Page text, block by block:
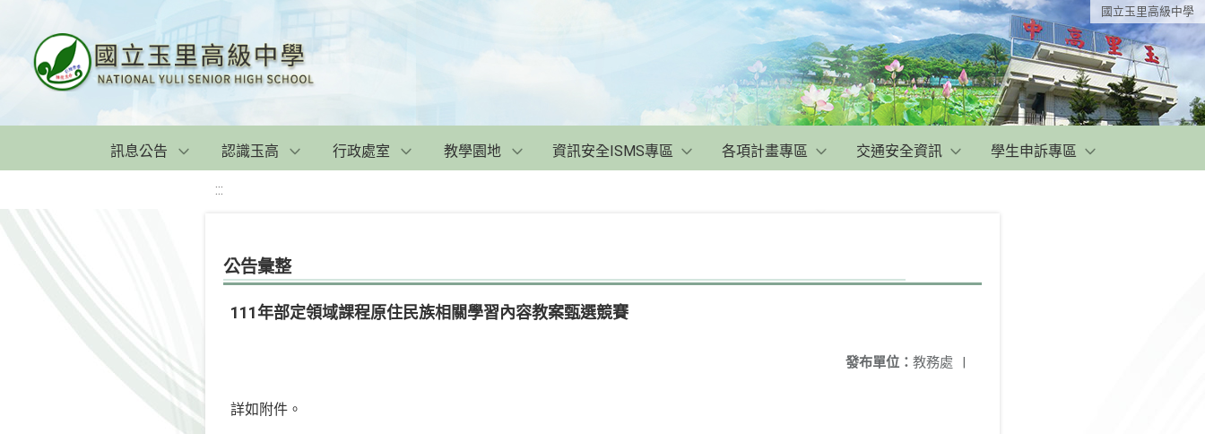
國立玉里高級中學
訊息公告 認識玉高 行政處室 教學園地 資訊安全ISMS專區 各項計畫專區 交通安全資訊 學生申訴專區
:::
公告彙整
111年部定領域課程原住民族相關學習內容教案甄選競賽
發布單位： 教務處 |
詳如附件。